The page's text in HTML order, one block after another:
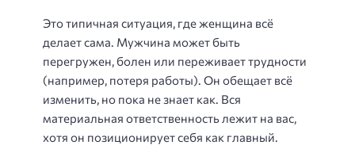
Это типичная ситуация, где женщина всё
делает сама. Мужчина может быть
перегружен, болен или переживает трудности
(например, потеря работы). Он обещает всё
изменить, но пока не знает как. Вся
материальная ответственность лежит на вас,
хотя он позиционирует себя как главный.